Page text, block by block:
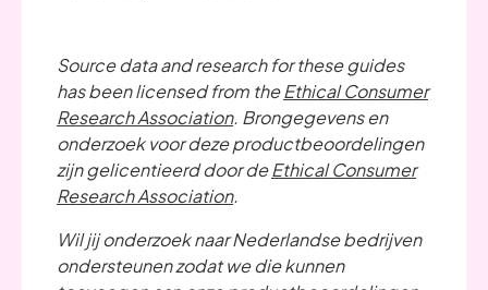
Source data and research for these guides
has been licensed from theEthical Consumer
Research Association. Brongegevens en
onderzoek voor deze productbeoordelingen
zijn gelicentieerd door deEthical Consumer
Research Association.
Wil jij onderzoek naar Nederlandse bedrijven
ondersteunen zodat we die kunnen